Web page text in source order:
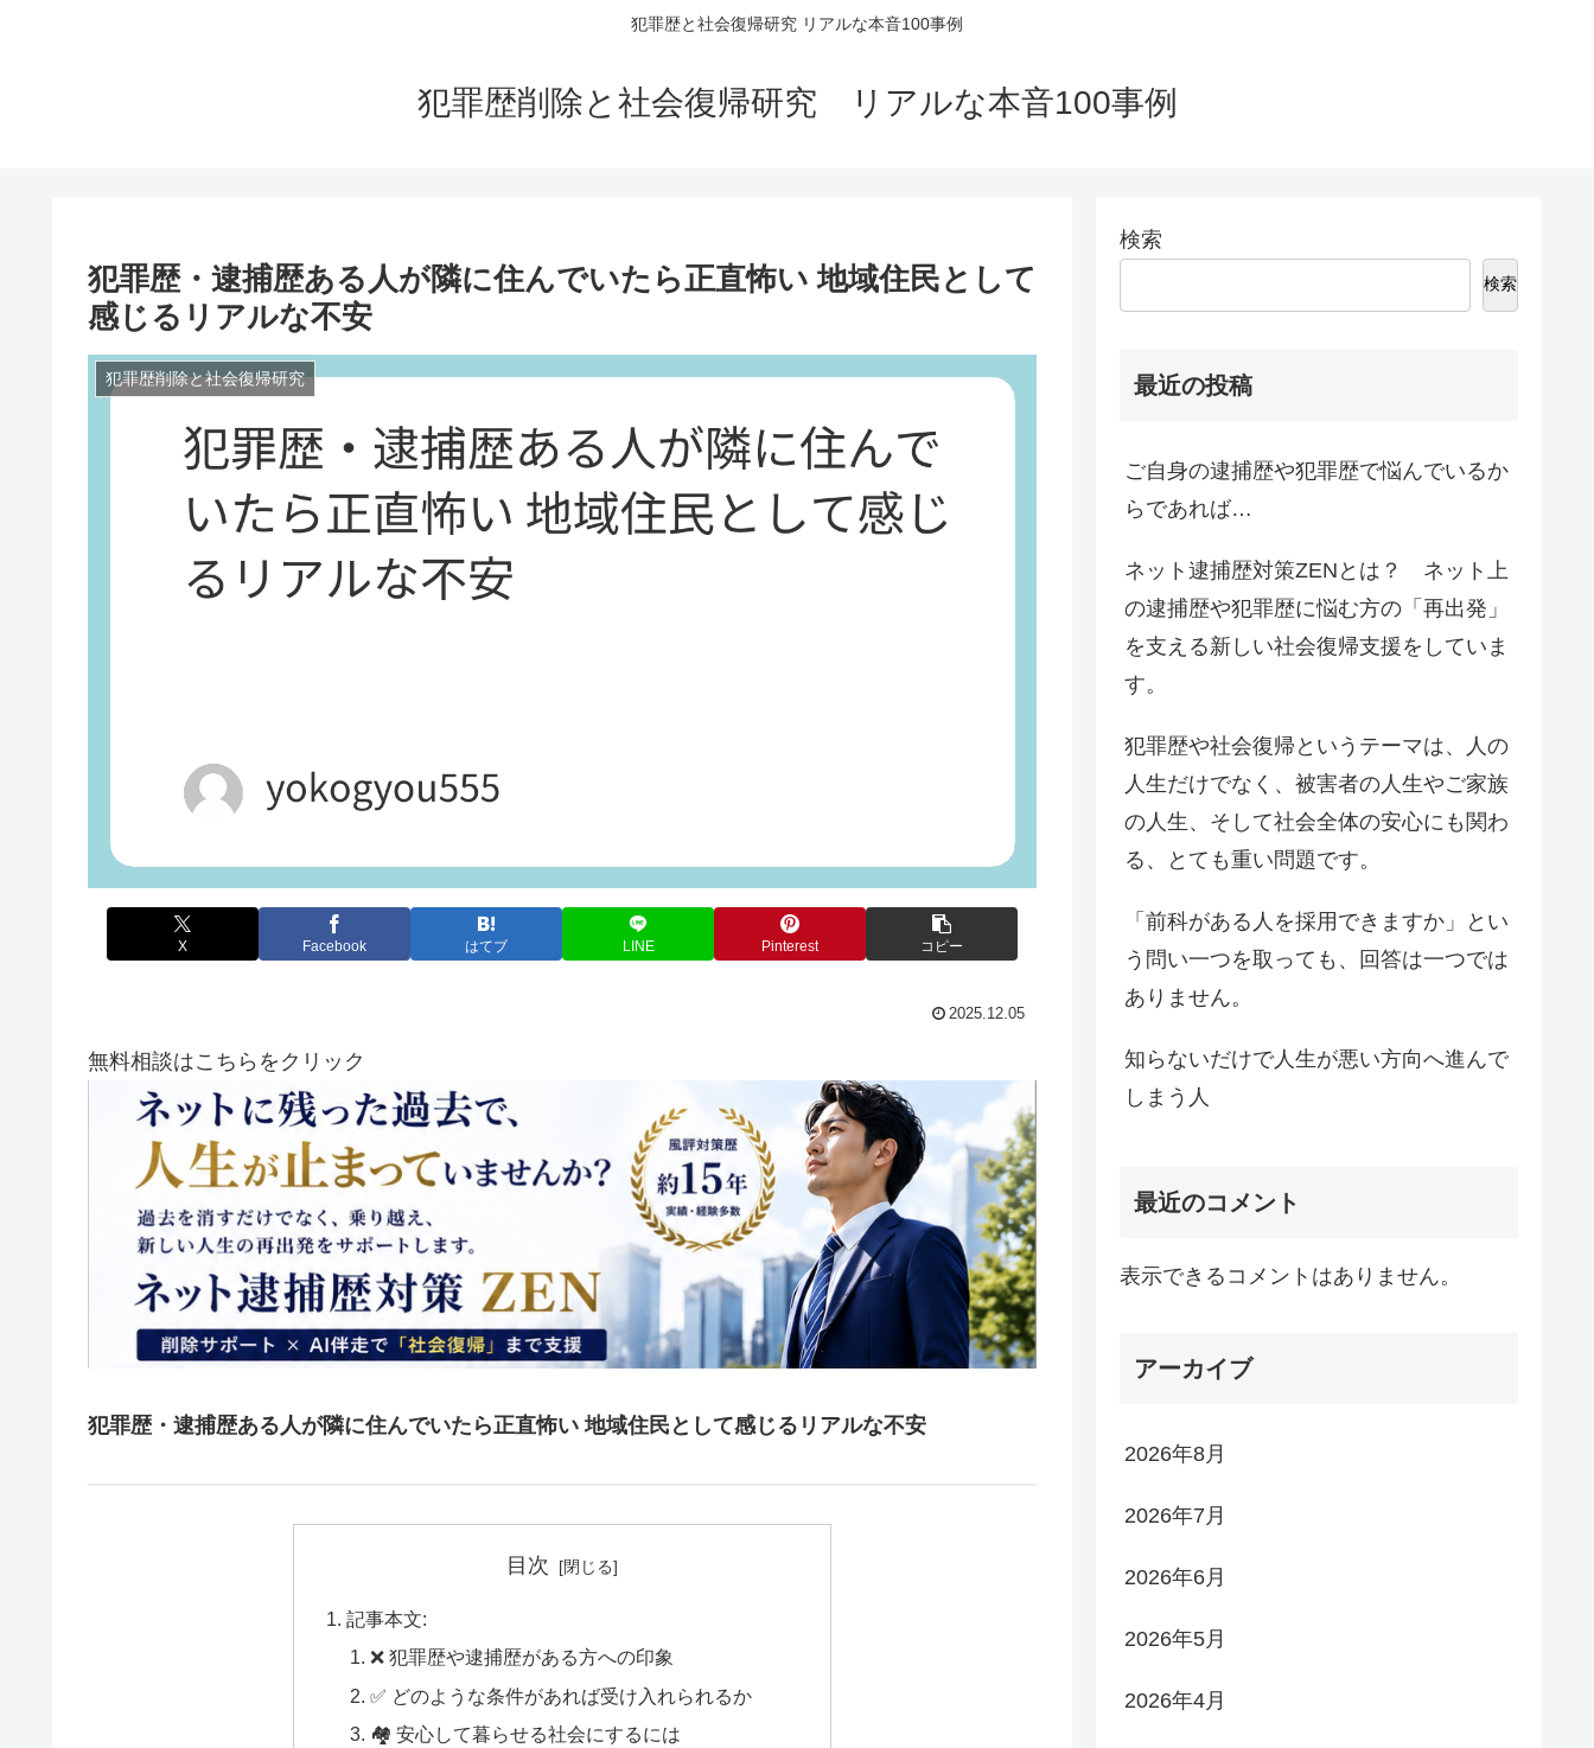
犯罪歴と社会復帰研究 リアルな本音100事例
犯罪歴削除と社会復帰研究 リアルな本音100事例
犯罪歴・逮捕歴ある人が隣に住んでいたら正直怖い 地域住民として
感じるリアルな不安
犯罪歴削除と社会復帰研究
X Facebook はてブ LINE Pinterest コピー
2025.12.05
無料相談はこちらをクリック
犯罪歴・逮捕歴ある人が隣に住んでいたら正直怖い 地域住民として感じるリアルな不安
目次
記事本文:
❌ 犯罪歴や逮捕歴がある方への印象
✅ どのような条件があれば受け入れられるか
🏘️ 安心して暮らせる社会にするには
検索
検索
最近の投稿
ご自身の逮捕歴や犯罪歴で悩んでいるか
らであれば…
ネット逮捕歴対策ZENとは？ ネット上
の逮捕歴や犯罪歴に悩む方の「再出発」
を支える新しい社会復帰支援をしていま
す。
犯罪歴や社会復帰というテーマは、人の
人生だけでなく、被害者の人生やご家族
の人生、そして社会全体の安心にも関わ
る、とても重い問題です。
「前科がある人を採用できますか」とい
う問い一つを取っても、回答は一つでは
ありません。
知らないだけで人生が悪い方向へ進んで
しまう人
最近のコメント
表示できるコメントはありません。
アーカイブ
2026年8月
2026年7月
2026年6月
2026年5月
2026年4月